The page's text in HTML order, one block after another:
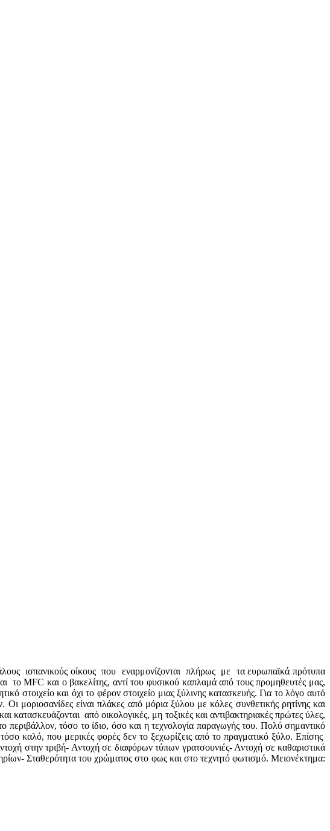
ισπανικούς οίκους που εναρμονίζονται πλήρως με τα ευρωπαϊκά πρότυπα
το MFC και ο βακελίτης, αντί του φυσικού καπλαμά από τους προμηθευτές μας,
στοιχείο και όχι το φέρον στοιχείο μιας ξύλινης κατασκευής. Για το λόγο αυτό
είναι πλάκες από μόρια ξύλου με κόλες συνθετικής ρητίνης και
από οικολογικές, μη τοξικές και αντιβακτηριακές πρώτες ύλες,
περιβάλλον, τόσο το ίδιο, όσο και η τεχνολογία παραγωγής του. Πολύ σημαντικό
καλό, που μερικές φορές δεν το ξεχωρίζεις από το πραγματικό ξύλο. Επίσης
στην τριβή- Αντοχή σε διαφόρων τύπων γρατσουνιές- Αντοχή σε καθαριστικά
Σταθερότητα του χρώματος στο φως και στο τεχνητό φωτισμό. Μειονέκτημα: